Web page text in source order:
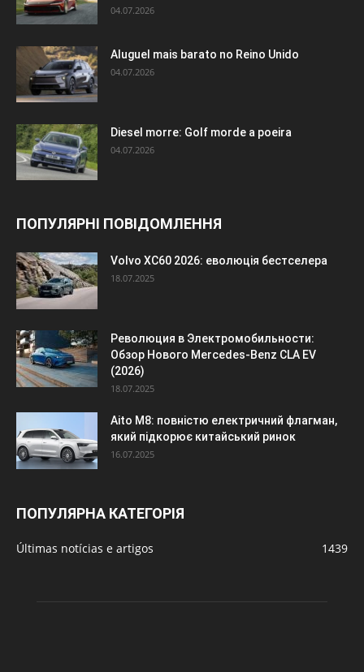
04.07.2026
Aluguel mais barato no Reino Unido
04.07.2026
Diesel morre: Golf morde a poeira
04.07.2026
ПОПУЛЯРНІ ПОВІДОМЛЕННЯ
Volvo XC60 2026: еволюція бестселера
18.07.2025
Революция в Электромобильности:
Обзор Нового Mercedes-Benz CLA EV
(2026)
18.07.2025
Aito M8: повністю електричний флагман,
який підкорює китайський ринок
16.07.2025
ПОПУЛЯРНА КАТЕГОРІЯ
Últimas notícias e artigos 1439